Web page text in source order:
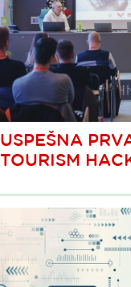
USPEŠNA
TOURISM